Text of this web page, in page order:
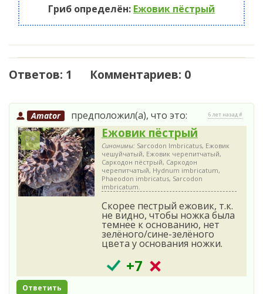
Гриб определён: Ежовик пёстрый
Ответов: 1 Комментариев: 0
Amator предположил(а), что это: 6 лет назад #
Ежовик пёстрый
Синонимы: Sarcodon Imbricatus, Ежовик
чешуйчатый, Ежовик черепитчатый,
Саркодон пёстрый, Саркодон
черепитчатый, Hydnum imbricatum,
Phaeodon imbricatus, Sarcodon
imbricatum.
Скорее пестрый ежовик, т.к.
не видно, чтобы ножка была
темнее к основанию, нет
зелёного/сине-зелёного
цвета у основания ножки.
+7
Ответить